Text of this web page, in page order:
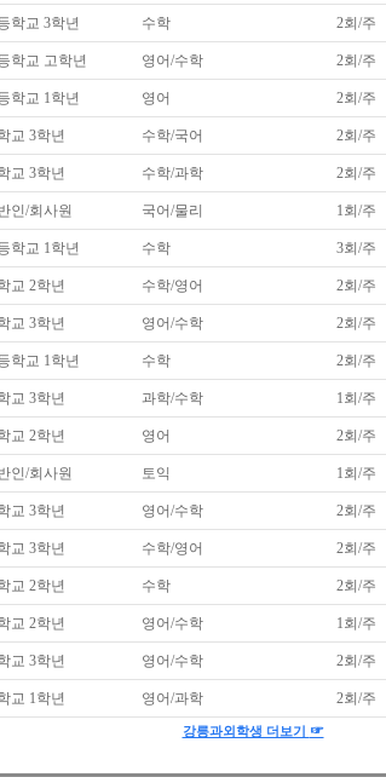
학교 3학년 수학 2회/주
학교 고학년 영어/수학 2회/주
학교 1학년 영어 2회/주
교 3학년 수학/국어 2회/주
교 3학년 수학/과학 2회/주
인/회사원 국어/물리 1회/주
학교 1학년 수학 3회/주
교 2학년 수학/영어 2회/주
교 3학년 영어/수학 2회/주
학교 1학년 수학 2회/주
교 3학년 과학/수학 1회/주
교 2학년 영어 2회/주
인/회사원 토익 1회/주
교 3학년 영어/수학 2회/주
교 3학년 수학/영어 2회/주
교 2학년 수학 2회/주
교 2학년 영어/수학 1회/주
교 3학년 영어/수학 2회/주
교 1학년 영어/과학 2회/주
강릉과외학생 더보기 ☞